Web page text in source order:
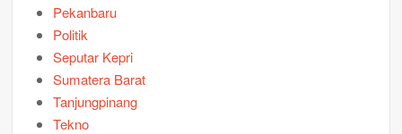
Pekanbaru
Politik
Seputar Kepri
Sumatera Barat
Tanjungpinang
Tekno